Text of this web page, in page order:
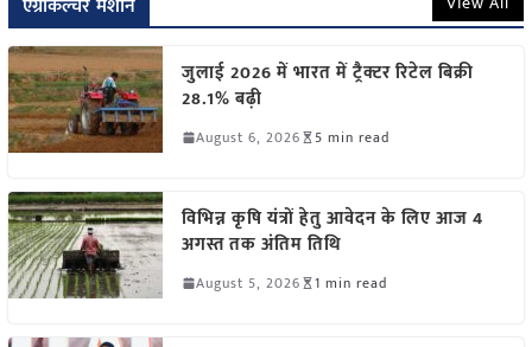
एग्रीकल्चर मशीन
जुलाई 2026 में भारत में ट्रैक्टर रिटेल बिक्री
28.1% बढ़ी
August 6, 2026 5 min read
विभिन्न कृषि यंत्रों हेतु आवेदन के लिए आज 4
अगस्त तक अंतिम तिथि
August 5, 2026 1 min read